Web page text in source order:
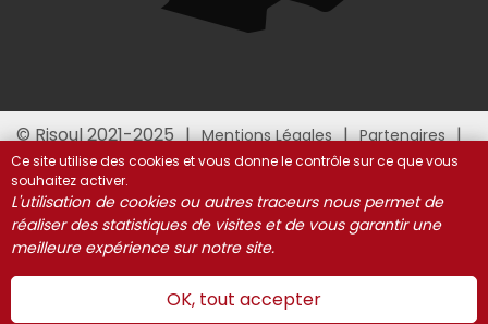
© Risoul 2021-2025 Mentions Légales
Partenaires
Gestion des cookies
Ce site utilise des cookies et vous donne le contrôle sur ce que vous
souhaitez activer.
L'utilisation de cookies ou autres traceurs nous permet de
réaliser des statistiques de visites et de vous garantir une
meilleure expérience sur notre site.
OK, tout accepter